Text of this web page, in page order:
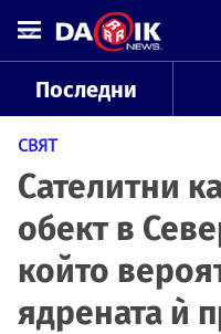
Последни
СВЯТ
Сателитни
обект в
който
ядрената ѝ